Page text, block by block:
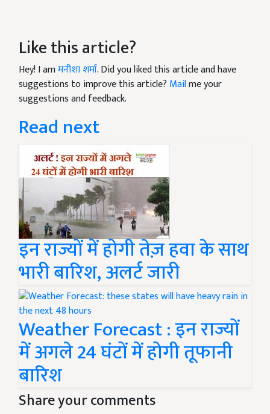
Like this article?
Hey! I amमनीशा शर्मा. Did you liked this article and have
suggestions to improve this article? Mailme your
suggestions and feedback.
Read next
इन राज्यों में होगी तेज़ हवा के साथ
भारी बारिश, अलर्ट जारी
Weather Forecast : इन राज्यों
में अगले 24 घंटों में होगी तूफानी
बारिश
Share your comments